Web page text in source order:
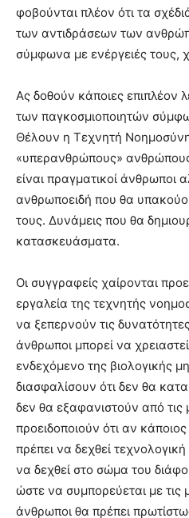
φοβούνται πλέον ότι τα
των αντιδράσεων των
σύμφωνα με ενέργειές τους,
Ας δοθούν κάποιες επιπλέον
των παγκοσμιοποιητών
Θέλουν η Τεχνητή
«υπερανθρώπους»
είναι πραγματικοί άνθρωποι
ανθρωποειδή που θα
τους. Δυνάμεις που θα
κατασκευάσματα.
Οι συγγραφείς χαίρονται
εργαλεία της τεχνητής
να ξεπερνούν τις
άνθρωποι μπορεί να
ενδεχόμενο της βιολογικής
διασφαλίσουν ότι δεν θα
δεν θα εξαφανιστούν από
προειδοποιούν ότι αν κάποιος
πρέπει να δεχθεί
να δεχθεί στο σώμα του
ώστε να συμπορεύεται με τις
άνθρωποι θα πρέπει